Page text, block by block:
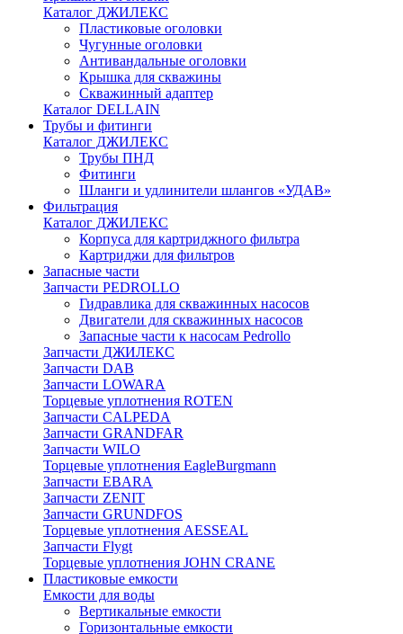
Каталог ДЖИЛЕКС
Пластиковые оголовки
Чугунные оголовки
Антивандальные оголовки
Крышка для скважины
Скважинный адаптер
Каталог DELLAIN
Трубы и фитинги
Каталог ДЖИЛЕКС
Трубы ПНД
Фитинги
Шланги и удлинители шлангов «УДАВ»
Фильтрация
Каталог ДЖИЛЕКС
Корпуса для картриджного фильтра
Картриджи для фильтров
Запасные части
Запчасти PEDROLLO
Гидравлика для скважинных насосов
Двигатели для скважинных насосов
Запасные части к насосам Pedrollo
Запчасти ДЖИЛЕКС
Запчасти DAB
Запчасти LOWARA
Торцевые уплотнения ROTEN
Запчасти CALPEDA
Запчасти GRANDFAR
Запчасти WILO
Торцевые уплотнения EagleBurgmann
Запчасти EBARA
Запчасти ZENIT
Запчасти GRUNDFOS
Торцевые уплотнения AESSEAL
Запчасти Flygt
Торцевые уплотнения JOHN CRANE
Пластиковые емкости
Емкости для воды
Вертикальные емкости
Горизонтальные емкости